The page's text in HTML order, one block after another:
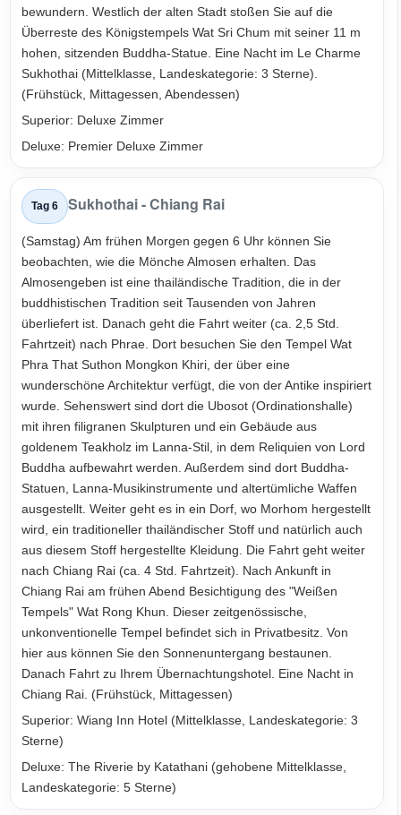
bewundern. Westlich der alten Stadt stoßen Sie auf die
Überreste des Königstempels Wat Sri Chum mit seiner 11 m
hohen, sitzenden Buddha-Statue. Eine Nacht im Le Charme
Sukhothai (Mittelklasse, Landeskategorie: 3 Sterne).
(Frühstück, Mittagessen, Abendessen)
Superior: Deluxe Zimmer
Deluxe: Premier Deluxe Zimmer
Tag 6 Sukhothai - Chiang Rai
(Samstag) Am frühen Morgen gegen 6 Uhr können Sie
beobachten, wie die Mönche Almosen erhalten. Das
Almosengeben ist eine thailändische Tradition, die in der
buddhistischen Tradition seit Tausenden von Jahren
überliefert ist. Danach geht die Fahrt weiter (ca. 2,5 Std.
Fahrtzeit) nach Phrae. Dort besuchen Sie den Tempel Wat
Phra That Suthon Mongkon Khiri, der über eine
wunderschöne Architektur verfügt, die von der Antike inspiriert
wurde. Sehenswert sind dort die Ubosot (Ordinationshalle)
mit ihren filigranen Skulpturen und ein Gebäude aus
goldenem Teakholz im Lanna-Stil, in dem Reliquien von Lord
Buddha aufbewahrt werden. Außerdem sind dort Buddha-
Statuen, Lanna-Musikinstrumente und altertümliche Waffen
ausgestellt. Weiter geht es in ein Dorf, wo Morhom hergestellt
wird, ein traditioneller thailändischer Stoff und natürlich auch
aus diesem Stoff hergestellte Kleidung. Die Fahrt geht weiter
nach Chiang Rai (ca. 4 Std. Fahrtzeit). Nach Ankunft in
Chiang Rai am frühen Abend Besichtigung des "Weißen
Tempels" Wat Rong Khun. Dieser zeitgenössische,
unkonventionelle Tempel befindet sich in Privatbesitz. Von
hier aus können Sie den Sonnenuntergang bestaunen.
Danach Fahrt zu Ihrem Übernachtungshotel. Eine Nacht in
Chiang Rai. (Frühstück, Mittagessen)
Superior: Wiang Inn Hotel (Mittelklasse, Landeskategorie: 3
Sterne)
Deluxe: The Riverie by Katathani (gehobene Mittelklasse,
Landeskategorie: 5 Sterne)